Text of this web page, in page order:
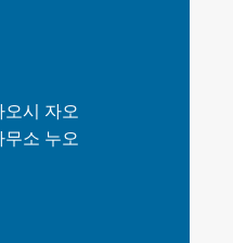
오시 자오
무소 누오